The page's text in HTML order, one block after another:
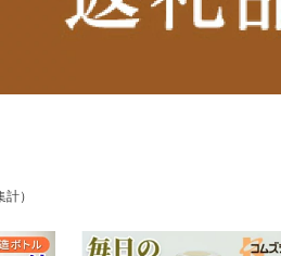
）